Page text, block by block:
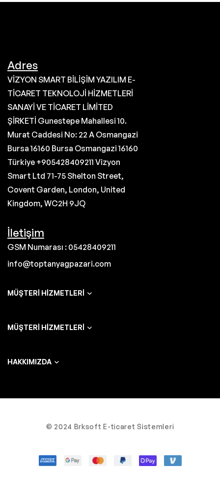
Adres
VİZYON SMART BİLİŞİM YAZILIM E-
TİCARET TEKNOLOJİ HİZMETLERİ
SANAYİ VE TİCARET LİMİTED
ŞİRKETİ Gunestepe Mahallesi 10.
Murat Caddesi No: 22 A Osmangazi
Bursa 16160 Bursa Osmangazi 16160
Türkiye +905428409211 Vizyon
Smart Ltd 71-75 Shelton Street,
Covent Garden, London, United
Kingdom, WC2H 9JQ
İletişim
GSM Numarası : 05428409211
info@toptanyagpazari.com
MÜŞTERI HIZMETLERI
MÜŞTERI HIZMETLERI
HAKKIMIZDA
© 2024 Brksoft E-ticaret Sistemleri